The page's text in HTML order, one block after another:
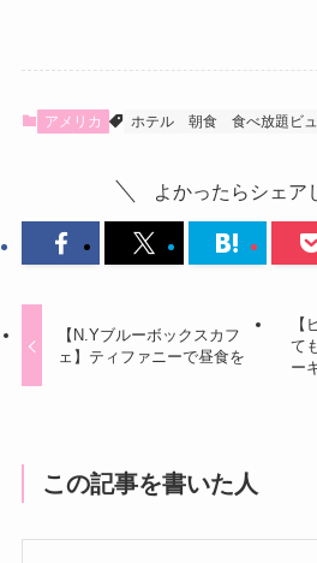
アメリカ ホテル 朝食 食べ放題ビ
よかったらシェア
【N.Yブルーボックスカフ
ェ】ティファニーで昼食を
【
て
ー
この記事を書いた人